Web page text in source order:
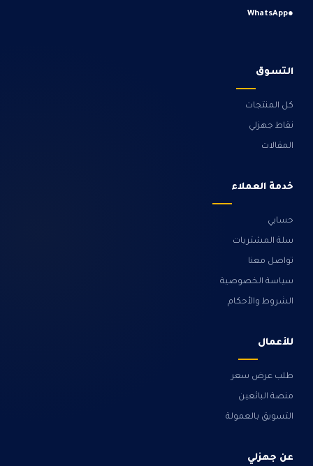
●
WhatsApp
التسوق
كل المنتجات
نقاط جهزلي
المقالات
خدمة العملاء
حسابي
سلة المشتريات
تواصل معنا
سياسة الخصوصية
الشروط والأحكام
للأعمال
طلب عرض سعر
منصة البائعين
التسويق بالعمولة
عن جهزلي